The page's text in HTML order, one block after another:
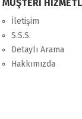
MÜŞTERİ
İletişim
S.S.S.
Detaylı Arama
Hakkımızda